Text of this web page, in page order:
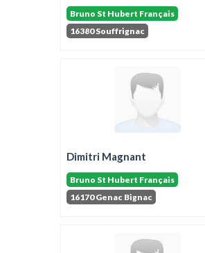
Bruno St Hubert Français
16380 Souffrignac
Dimitri Magnant
Bruno St Hubert Français
16170 Genac Bignac